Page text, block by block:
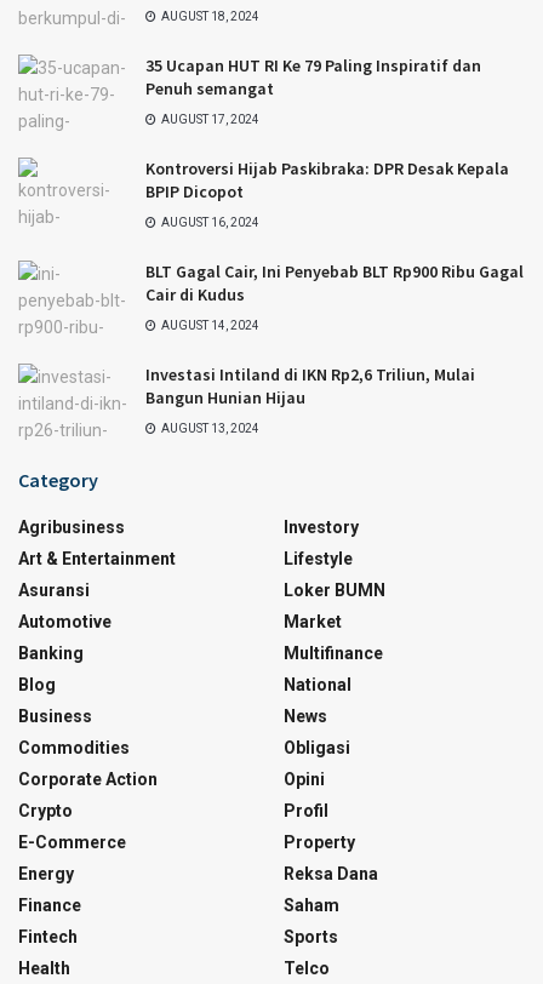
AUGUST 18, 2024
35 Ucapan HUT RI Ke 79 Paling Inspiratif dan
Penuh semangat
AUGUST 17, 2024
Kontroversi Hijab Paskibraka: DPR Desak Kepala
BPIP Dicopot
AUGUST 16, 2024
BLT Gagal Cair, Ini Penyebab BLT Rp900 Ribu Gagal
Cair di Kudus
AUGUST 14, 2024
Investasi Intiland di IKN Rp2,6 Triliun, Mulai
Bangun Hunian Hijau
AUGUST 13, 2024
Category
Agribusiness
Art & Entertainment
Asuransi
Automotive
Banking
Blog
Business
Commodities
Corporate Action
Crypto
E-Commerce
Energy
Finance
Fintech
Health
Investory
Lifestyle
Loker BUMN
Market
Multifinance
National
News
Obligasi
Opini
Profil
Property
Reksa Dana
Saham
Sports
Telco